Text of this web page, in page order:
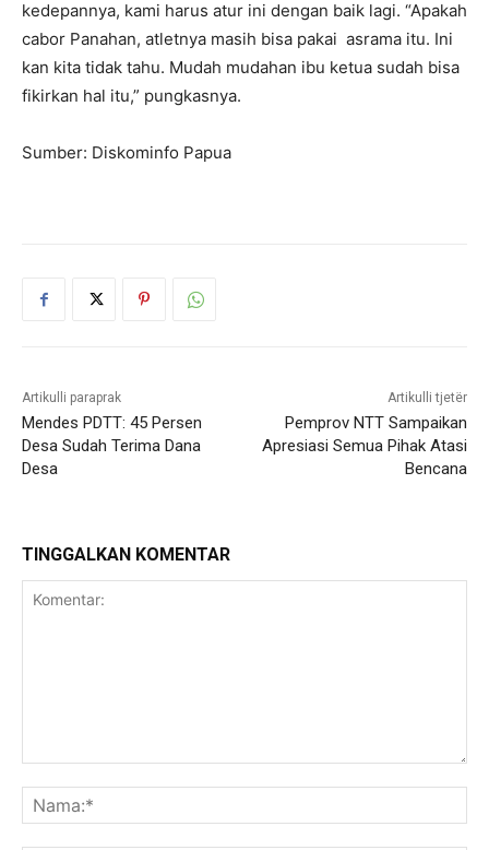
kedepannya, kami harus atur ini dengan baik lagi. “Apakah
cabor Panahan, atletnya masih bisa pakai asrama itu. Ini
kan kita tidak tahu. Mudah mudahan ibu ketua sudah bisa
fikirkan hal itu,” pungkasnya.
Sumber: Diskominfo Papua
Artikulli paraprak
Mendes PDTT: 45 Persen
Desa Sudah Terima Dana
Desa
Artikulli tjetër
Pemprov NTT Sampaikan
Apresiasi Semua Pihak Atasi
Bencana
TINGGALKAN KOMENTAR